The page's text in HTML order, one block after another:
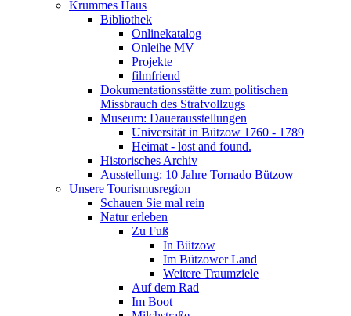
Krummes Haus
Bibliothek
Onlinekatalog
Onleihe MV
Projekte
filmfriend
Dokumentationsstätte zum politischen
Missbrauch des Strafvollzugs
Museum: Dauerausstellungen
Universität in Bützow 1760 - 1789
Heimat - lost and found.
Historisches Archiv
Ausstellung: 10 Jahre Tornado Bützow
Unsere Tourismusregion
Schauen Sie mal rein
Natur erleben
Zu Fuß
In Bützow
Im Bützower Land
Weitere Traumziele
Auf dem Rad
Im Boot